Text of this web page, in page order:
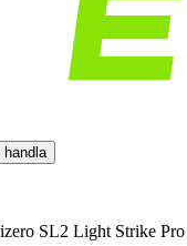
handla
SL2 Light Strike Pro